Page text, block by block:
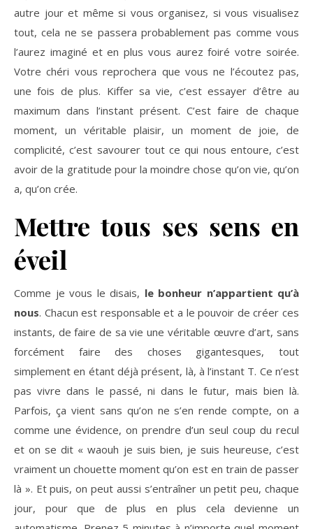
autre jour et même si vous organisez, si vous visualisez
tout, cela ne se passera probablement pas comme vous
l’aurez imaginé et en plus vous aurez foiré votre soirée.
Votre chéri vous reprochera que vous ne l’écoutez pas,
une fois de plus. Kiffer sa vie, c’est essayer d’être au
maximum dans l’instant présent. C’est faire de chaque
moment, un véritable plaisir, un moment de joie, de
complicité, c’est savourer tout ce qui nous entoure, c’est
avoir de la gratitude pour la moindre chose qu’on vie, qu’on
a, qu’on crée.
Mettre tous ses sens en
éveil
Comme je vous le disais, le bonheur n’appartient qu’à
nous. Chacun est responsable et a le pouvoir de créer ces
instants, de faire de sa vie une véritable œuvre d’art, sans
forcément faire des choses gigantesques, tout
simplement en étant déjà présent, là, à l’instant T. Ce n’est
pas vivre dans le passé, ni dans le futur, mais bien là.
Parfois, ça vient sans qu’on ne s’en rende compte, on a
comme une évidence, on prendre d’un seul coup du recul
et on se dit « waouh je suis bien, je suis heureuse, c’est
vraiment un chouette moment qu’on est en train de passer
là ». Et puis, on peut aussi s’entraîner un petit peu, chaque
jour, pour que de plus en plus cela devienne un